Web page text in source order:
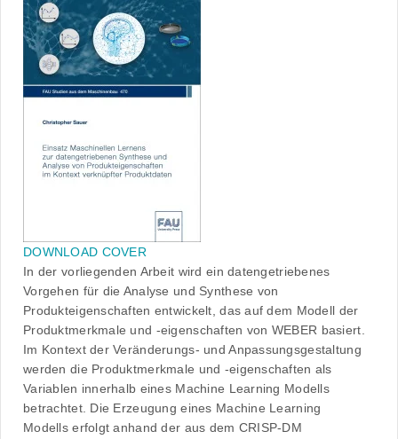
DOWNLOAD COVER
In der vorliegenden Arbeit wird ein datengetriebenes
Vorgehen für die Analyse und Synthese von
Produkteigenschaften entwickelt, das auf dem Modell der
Produktmerkmale und -eigenschaften von WEBER basiert.
Im Kontext der Veränderungs- und Anpassungsgestaltung
werden die Produktmerkmale und -eigenschaften als
Variablen innerhalb eines Machine Learning Modells
betrachtet. Die Erzeugung eines Machine Learning
Modells erfolgt anhand der aus dem CRISP-DM